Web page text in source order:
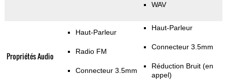
WAV
Propriétés Audio
Haut-Parleur
Radio FM
Connecteur 3.5mm
Haut-Parleur
Connecteur 3.5mm
Réduction Bruit (en
appel)